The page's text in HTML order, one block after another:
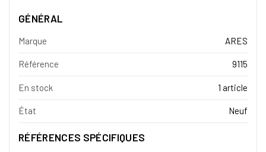
GÉNÉRAL
Marque ARES
Référence 9115
En stock 1 article
État Neuf
RÉFÉRENCES SPÉCIFIQUES